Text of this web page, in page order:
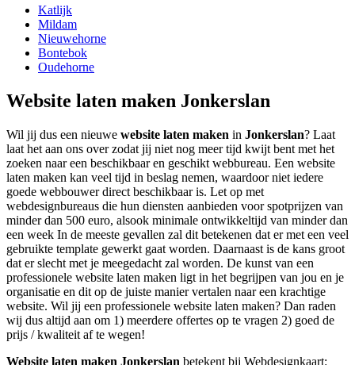
Katlijk
Mildam
Nieuwehorne
Bontebok
Oudehorne
Website laten maken Jonkerslan
Wil jij dus een nieuwe website laten maken in Jonkerslan? Laat
laat het aan ons over zodat jij niet nog meer tijd kwijt bent met het
zoeken naar een beschikbaar en geschikt webbureau. Een website
laten maken kan veel tijd in beslag nemen, waardoor niet iedere
goede webbouwer direct beschikbaar is. Let op met
webdesignbureaus die hun diensten aanbieden voor spotprijzen van
minder dan 500 euro, alsook minimale ontwikkeltijd van minder dan
een week In de meeste gevallen zal dit betekenen dat er met een veel
gebruikte template gewerkt gaat worden. Daarnaast is de kans groot
dat er slecht met je meegedacht zal worden. De kunst van een
professionele website laten maken ligt in het begrijpen van jou en je
organisatie en dit op de juiste manier vertalen naar een krachtige
website. Wil jij een professionele website laten maken? Dan raden
wij dus altijd aan om 1) meerdere offertes op te vragen 2) goed de
prijs / kwaliteit af te wegen!
Website laten maken Jonkerslan betekent bij Webdesignkaart: